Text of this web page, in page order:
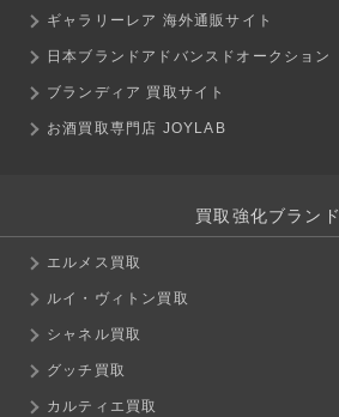
ギャラリーレア 海外通販サイト
日本ブランドアドバンスドオークション
ブランディア 買取サイト
お酒買取専門店 JOYLAB
買取強化ブランド
エルメス買取
ルイ・ヴィトン買取
シャネル買取
グッチ買取
カルティエ買取